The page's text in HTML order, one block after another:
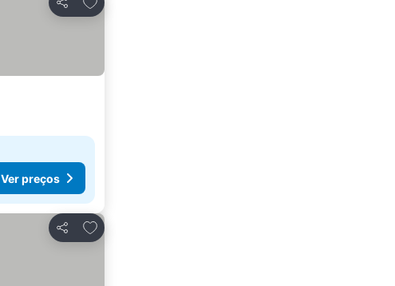
Partilhar
Ver preços
Partilhar
Adicionar aos favoritos